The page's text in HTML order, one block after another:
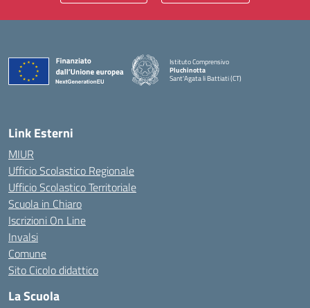
Istituto Comprensivo
Pluchinotta
Sant'Agata li Battiati (CT)
— Visita la pagina iniziale della scuola
Link Esterni
MIUR
Ufficio Scolastico Regionale
Ufficio Scolastico Territoriale
Scuola in Chiaro
Iscrizioni On Line
Invalsi
Comune
Sito Cicolo didattico
La Scuola